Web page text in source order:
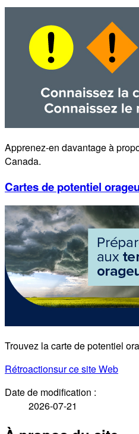
Apprenez-en davantage à
Canada.
Cartes de potentiel
Trouvez la carte de potentiel
Rétroactionsur ce site Web
Date de modification :
2026-07-21